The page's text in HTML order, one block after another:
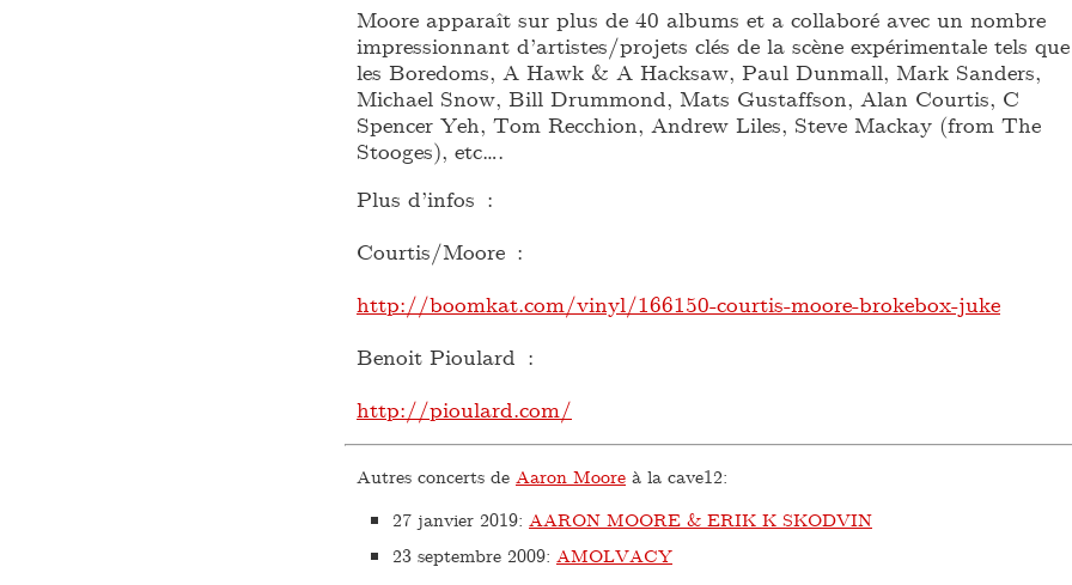
Moore apparaît sur plus de 40 albums et a collaboré avec un nombre
impressionnant d’artistes/projets clés de la scène expérimentale tels que
les Boredoms, A Hawk & A Hacksaw, Paul Dunmall, Mark Sanders,
Michael Snow, Bill Drummond, Mats Gustaffson, Alan Courtis, C
Spencer Yeh, Tom Recchion, Andrew Liles, Steve Mackay (from The
Stooges), etc….
Plus d’infos :
Courtis/Moore :
http://boomkat.com/vinyl/166150-courtis-moore-brokebox-juke
Benoit Pioulard :
http://pioulard.com/
Autres concerts de Aaron Moore à la cave12:
27 janvier 2019: AARON MOORE & ERIK K SKODVIN
23 septembre 2009: AMOLVACY